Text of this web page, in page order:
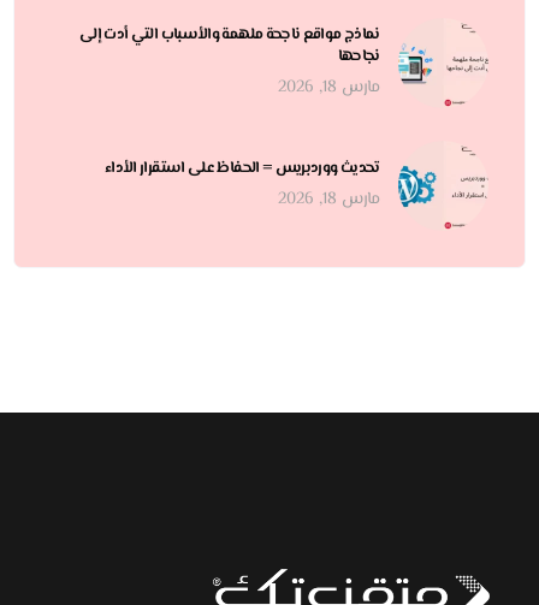
نماذج مواقع ناجحة ملهمة والأسباب التي أدت إلى
نجاحها
مارس 18, 2026
تحديث ووردبريس = الحفاظ على استقرار الأداء
مارس 18, 2026